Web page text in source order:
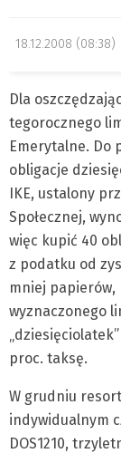
18.12.2008 (08:38)
Dla
tegorocznego
Emerytalne. Do
obligacje
IKE, ustalony
Społecznej,
więc kupić 40
z podatku od
mniej papierów,
wyznaczonego
proc. taksę.
W grudniu
indywidualnym
DOS1210,